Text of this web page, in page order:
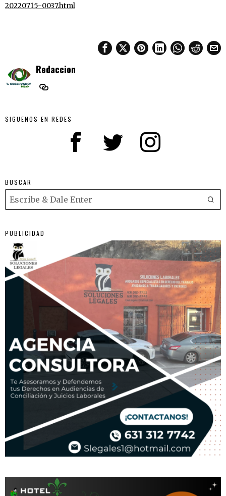
20220715-0037.html
Redaccion
SIGUENOS EN REDES
BUSCAR
PUBLICIDAD